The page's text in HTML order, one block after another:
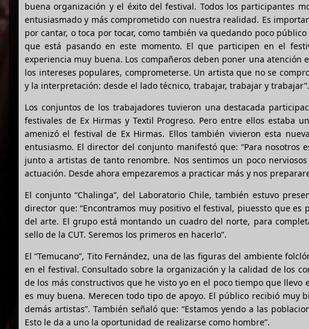
buena organización y el éxito del festival. Todos los participantes
entusiasmado y más comprometido con nuestra realidad. Es
por cantar, o toca por tocar, como también va quedando poco
que está pasando en este momento. El que participen en el
experiencia muy buena. Los compañeros deben poner una
los intereses populares, comprometerse. Un artista que no se
y la interpretación: desde el lado técnico, trabajar, trabajar y trabajar”.
Los conjuntos de los trabajadores tuvieron una destacada
festivales de Ex Hirmas y Textil Progreso. Pero entre ellos estaba
amenizó el festival de Ex Hirmas. Ellos también vivieron esta
entusiasmo. El director del conjunto manifestó que: “Para
junto a artistas de tanto renombre. Nos sentimos un poco
actuación. Desde ahora empezaremos a practicar más y nos
El conjunto “Chalinga”, del Laboratorio Chile, también estuvo
director que: “Encontramos muy positivo el festival, piuessto que
del arte. El grupo está montando un cuadro del norte, para
sello de la CUT. Seremos los primeros en hacerlo”.
El “Temucano”, Tito Fernández, una de las figuras del ambiente
en el festival. Consultado sobre la organización y la calidad de los
de los más constructivos que he visto yo en el poco tiempo que
es muy buena. Merecen todo tipo de apoyo. El público recibió
demás artistas”. También señaló que: “Estamos yendo a las
Esto le da a uno la oportunidad de realizarse como hombre”.